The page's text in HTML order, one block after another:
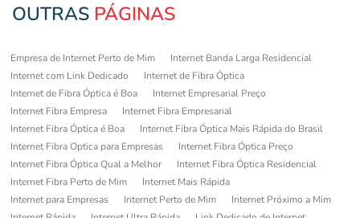
OUTRAS PÁGINAS
Empresa de Internet Perto de Mim
Internet Banda Larga Residencial
Internet com Link Dedicado
Internet de Fibra Óptica
Internet de Fibra Óptica é Boa
Internet Empresarial Preço
Internet Fibra Empresa
Internet Fibra Empresarial
Internet Fibra Óptica é Boa
Internet Fibra Óptica Mais Rápida do Brasil
Internet Fibra Optica para Empresas
Internet Fibra Óptica Preço
Internet Fibra Óptica Qual a Melhor
Internet Fibra Óptica Residencial
Internet Fibra Perto de Mim
Internet Mais Rápida
Internet para Empresas
Internet Perto de Mim
Internet Próximo a Mim